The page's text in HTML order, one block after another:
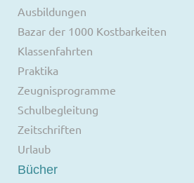
Ausbildungen
Bazar der 1000 Kostbarkeiten
Klassenfahrten
Praktika
Zeugnisprogramme
Schulbegleitung
Zeitschriften
Urlaub
Bücher